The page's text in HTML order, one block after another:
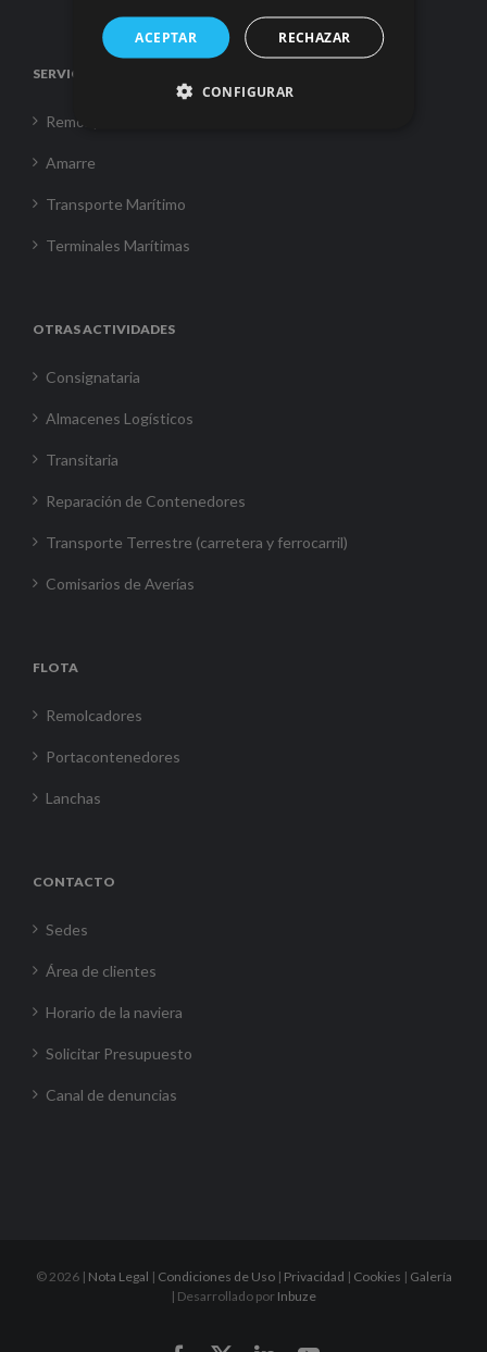
SERVICIOS
Remolque
Amarre
Transporte Marítimo
Terminales Marítimas
OTRAS ACTIVIDADES
Consignataria
Almacenes Logísticos
Transitaria
Reparación de Contenedores
Transporte Terrestre (carretera y ferrocarril)
Comisarios de Averías
FLOTA
Remolcadores
Portacontenedores
Lanchas
CONTACTO
Sedes
Área de clientes
Horario de la naviera
Solicitar Presupuesto
Canal de denuncias
© 2026 | Nota Legal | Condiciones de Uso| Privacidad | Cookies | Galería
| Desarrollado por Inbuze
ACEPTAR RECHAZAR
CONFIGURAR